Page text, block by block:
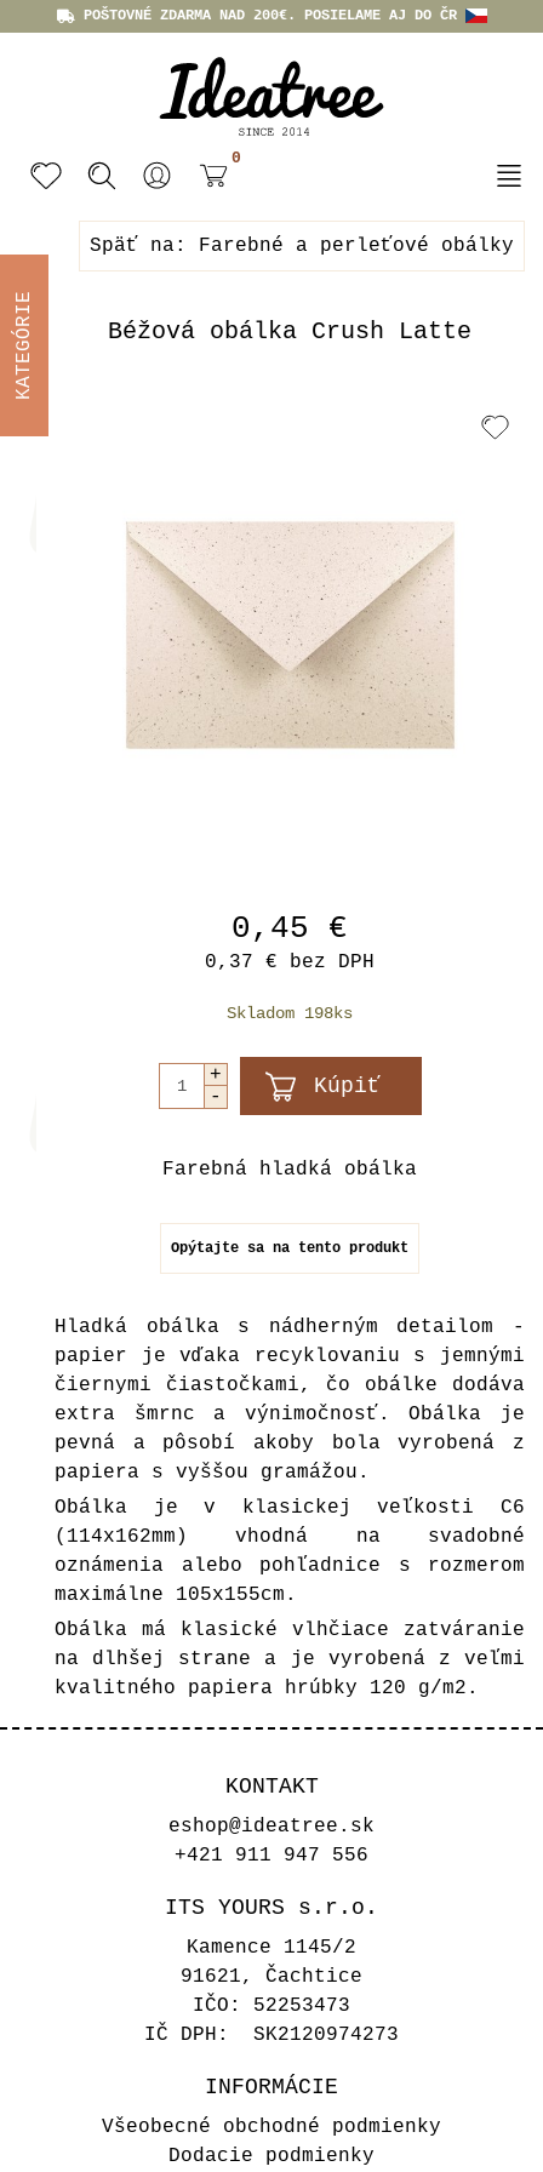
POŠTOVNÉ ZDARMA NAD 200€. POSIELAME AJ DO ČR
0
Späť na: Farebné a perleťové obálky
Béžová obálka Crush Latte
0,45 €
0,37 € bez DPH
Skladom 198ks
Farebná hladká obálka
Opýtajte sa na tento produkt
Hladká obálka s nádherným detailom -
papier je vďaka recyklovaniu s jemnými
čiernymi čiastočkami, čo obálke dodáva
extra šmrnc a výnimočnosť. Obálka je
pevná a pôsobí akoby bola vyrobená z
papiera s vyššou gramážou.
Obálka je v klasickej veľkosti C6
(114x162mm) vhodná na svadobné
oznámenia alebo pohľadnice s rozmerom
maximálne 105x155cm.
Obálka má klasické vlhčiace zatváranie
na dlhšej strane a je vyrobená z veľmi
kvalitného papiera hrúbky 120 g/m2.
KONTAKT
eshop@ideatree.sk
+421 911 947 556
ITS YOURS s.r.o.
Kamence 1145/2
91621, Čachtice
IČO: 52253473
IČ DPH: SK2120974273
INFORMÁCIE
Všeobecné obchodné podmienky
Dodacie podmienky
KATEGÓRIE